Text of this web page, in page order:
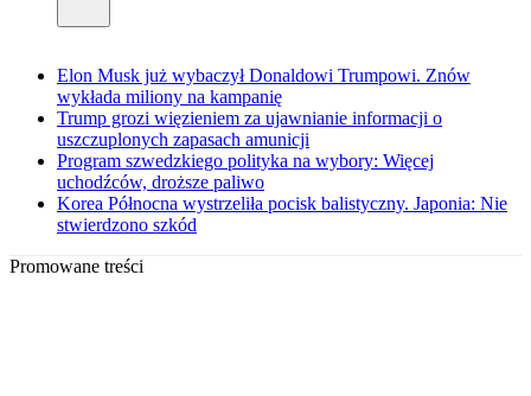
Elon Musk już wybaczył Donaldowi Trumpowi. Znów
wykłada miliony na kampanię
Trump grozi więzieniem za ujawnianie informacji o
uszczuplonych zapasach amunicji
Program szwedzkiego polityka na wybory: Więcej
uchodźców, droższe paliwo
Korea Północna wystrzeliła pocisk balistyczny. Japonia: Nie
stwierdzono szkód
Promowane treści